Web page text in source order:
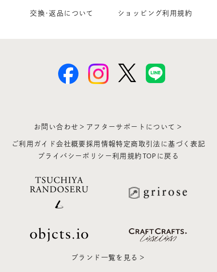
交換･返品について ショッピング利用規約
お問い合わせ＞ アフターサポートについて＞
ご利用ガイド会社概要採用情報特定商取引法に基づく表記
プライバシーポリシー利用規約 TOPに戻る
ブランド一覧を見る＞